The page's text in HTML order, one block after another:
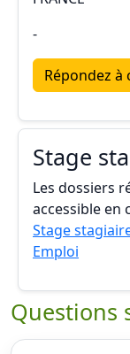
-
Répondez
Stage
Les dossiers
accessible en
Stage
Emploi
Questions